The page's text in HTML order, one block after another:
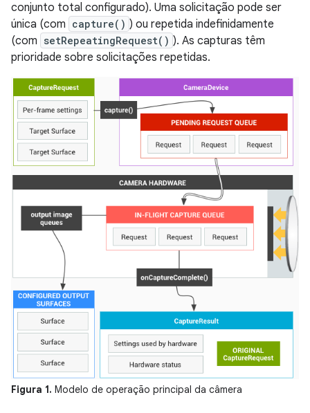
conjunto total configurado). Uma solicitação pode ser
única (com capture() ) ou repetida indefinidamente
(com setRepeatingRequest() ). As capturas têm
prioridade sobre solicitações repetidas.
Figura 1. Modelo de operação principal da câmera